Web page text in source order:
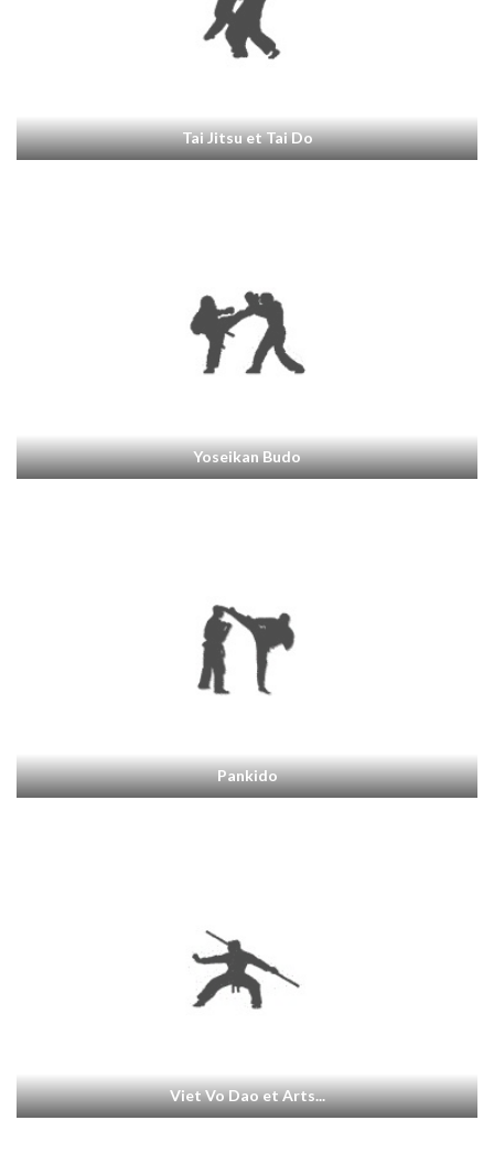
Tai Jitsu et Tai Do
Yoseikan Budo
Pankido
Viet Vo Dao et Arts...